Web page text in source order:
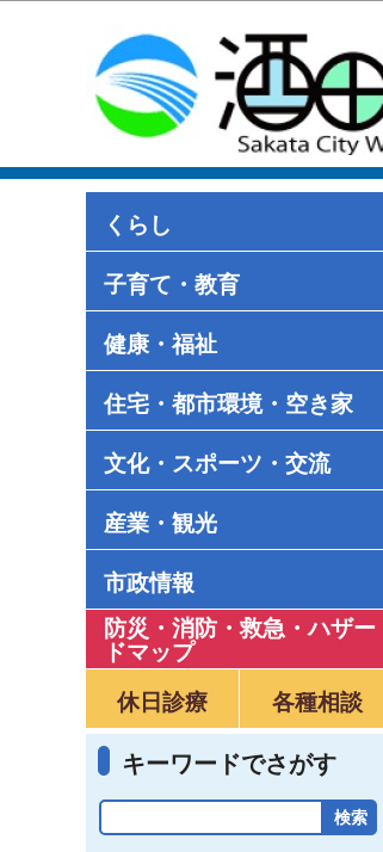
くらし
子育て・教育
健康・福祉
住宅・都市環境・空き家
文化・スポーツ・交流
産業・観光
市政情報
防災・消防・救急 ・ハザー
ドマップ
休日診療
各種相談
キーワードでさがす